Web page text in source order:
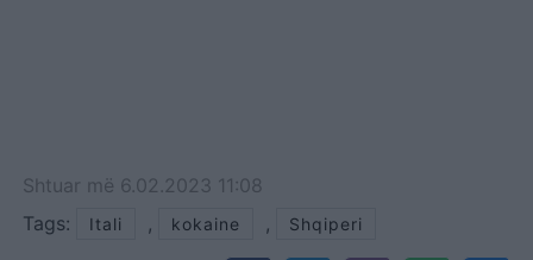
Shtuar më 6.02.2023 11:08
Tags:
Itali , kokaine , Shqiperi